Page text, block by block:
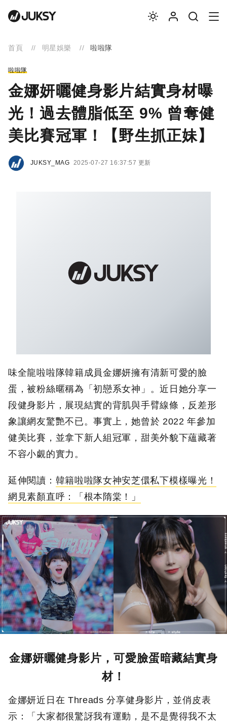
首頁 明星娛樂 啦啦隊
啦啦隊
金娜妍曬健身影片結實身材曝
光！過去體脂低至 9% 曾奪健
美比賽冠軍！【野生抓正妹】
JUKSY_MAG 2025-07-27 16:37:57 更新
味全龍啦啦隊韓籍成員金娜妍擁有清新可愛的臉
蛋，被粉絲暱稱為「初戀系女神」。近日她分享一
段健身影片，展現結實的背肌與手臂線條，反差形
象讓網友驚艷不已。事實上，她曾於 2022 年參加
健美比賽，並拿下新人組冠軍，甜美外貌下蘊藏著
不容小覷的實力。
延伸閱讀： 韓籍啦啦隊女神安芝儇私下模樣曝光！
網見素顏直呼：「根本隋棠！」
金娜妍曬健身影片，可愛臉蛋暗藏結實身
材！
金娜妍近日在 Threads 分享健身影片，並俏皮表
示：「大家都很驚訝我有運動，是不是覺得我不太